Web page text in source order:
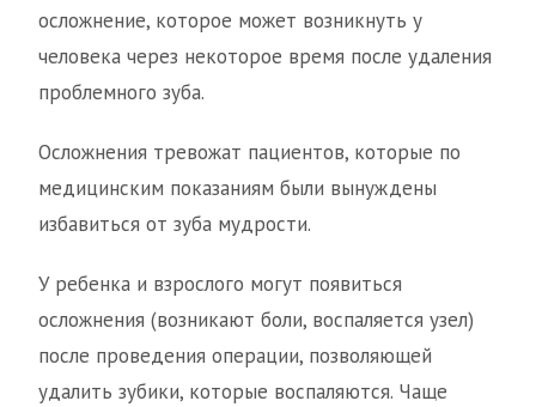
осложнение, которое может возникнуть у
человека через некоторое время после удаления
проблемного зуба.
Осложнения тревожат пациентов, которые по
медицинским показаниям были вынуждены
избавиться от зуба мудрости.
У ребенка и взрослого могут появиться
осложнения (возникают боли, воспаляется узел)
после проведения операции, позволяющей
удалить зубики, которые воспаляются. Чаще